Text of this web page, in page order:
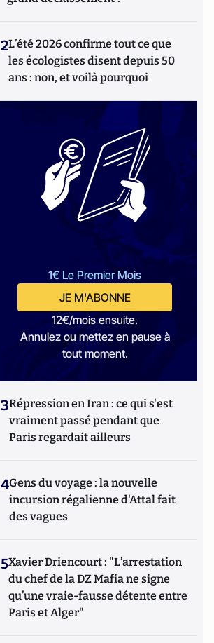
2L’été 2026 confirme tout ce que
les écologistes disent depuis 50
ans : non, et voilà pourquoi
1€ Le Premier Mois
JE M'ABONNE
12€/mois ensuite.
Annulez ou mettez en pause à
tout moment.
3Répression en Iran : ce qui s'est
vraiment passé pendant que
Paris regardait ailleurs
4Gens du voyage : la nouvelle
incursion régalienne d'Attal fait
des vagues
5Xavier Driencourt : "L’arrestation
du chef de la DZ Mafia ne signe
qu’une vraie-fausse détente entre
Paris et Alger"